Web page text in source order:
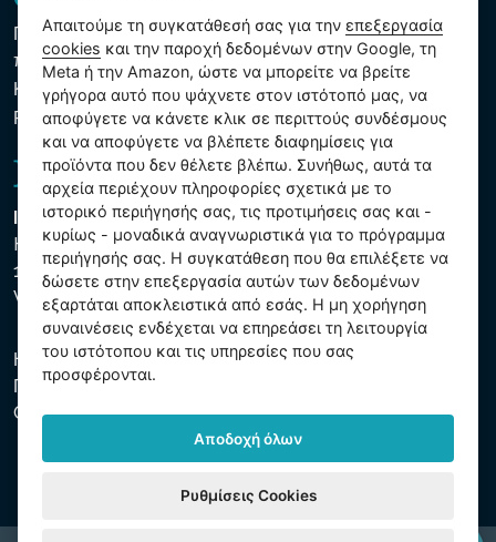
Πολιτική προστασίας προσωπικών και λοιπών δεδομένων
που υποβάλλονται σε επεξεργασία
Κανόνες χρήσης των αρχείων cookie
Ρυθμίσεις cookies
Intex Trading, s.r.o.
Hradecká 2526/3
130 00 Praha 3
Vinohrady - Česká republika
Η εταιρεία είναι εγγεγραμμένη στο Δημοτικό Δικαστήριο της
Πράγας, μέρος C, αύξ. αριθ. 74759. ΑΜΕ 26150808, ΑΦΜ
CZ26150808.
Απαιτούμε τη συγκατάθεσή σας για τηνεπεξεργασία
cookies και την παροχή δεδομένων στην Google, τη
Meta ή την Amazon, ώστε να μπορείτε να βρείτε
γρήγορα αυτό που ψάχνετε στον ιστότοπό μας, να
αποφύγετε να κάνετε κλικ σε περιττούς συνδέσμους
και να αποφύγετε να βλέπετε διαφημίσεις για
προϊόντα που δεν θέλετε βλέπω. Συνήθως, αυτά τα
αρχεία περιέχουν πληροφορίες σχετικά με το
ιστορικό περιήγησής σας, τις προτιμήσεις σας και -
κυρίως - μοναδικά αναγνωριστικά για το πρόγραμμα
περιήγησής σας. Η συγκατάθεση που θα επιλέξετε να
δώσετε στην επεξεργασία αυτών των δεδομένων
εξαρτάται αποκλειστικά από εσάς. Η μη χορήγηση
συναινέσεις ενδέχεται να επηρεάσει τη λειτουργία
του ιστότοπου και τις υπηρεσίες που σας
προσφέρονται.
Αποδοχή όλων
Ρυθμίσεις Cookies